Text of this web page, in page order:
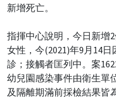
新增死亡。
指揮中心說明，今日新增
女性，今(2021)年9月14
診；接觸者匡列中。案
幼兒園感染事件由衛生單
及隔離期滿前採檢結果皆